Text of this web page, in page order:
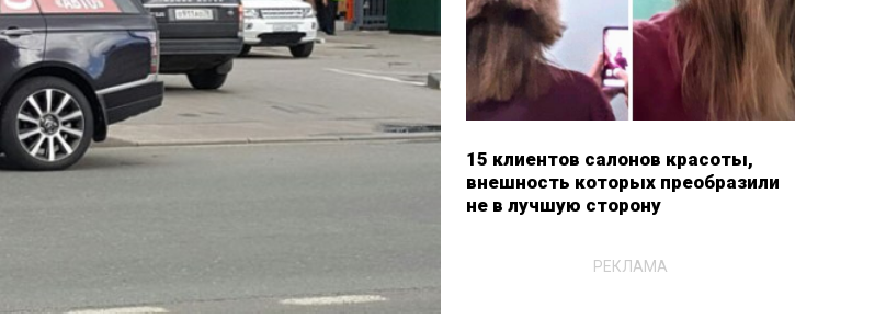
15 клиентов салонов красоты,
внешность которых преобразили
не в лучшую сторону
РЕКЛАМА